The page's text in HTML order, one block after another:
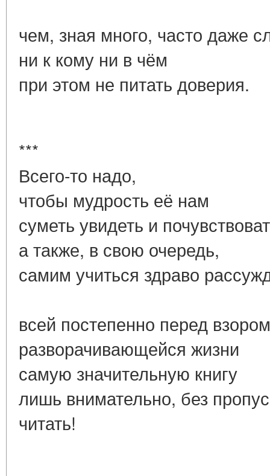
чем, зная много, часто даже
ни к кому ни в чём
при этом не питать доверия.
***
Всего-то надо,
чтобы мудрость её нам
суметь увидеть и
а также, в свою очередь,
самим учиться здраво
всей постепенно перед взором
разворачивающейся жизни
самую значительную книгу
лишь внимательно, без
читать!